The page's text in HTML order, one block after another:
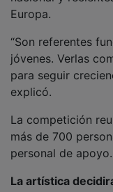
PUBLICIDAD